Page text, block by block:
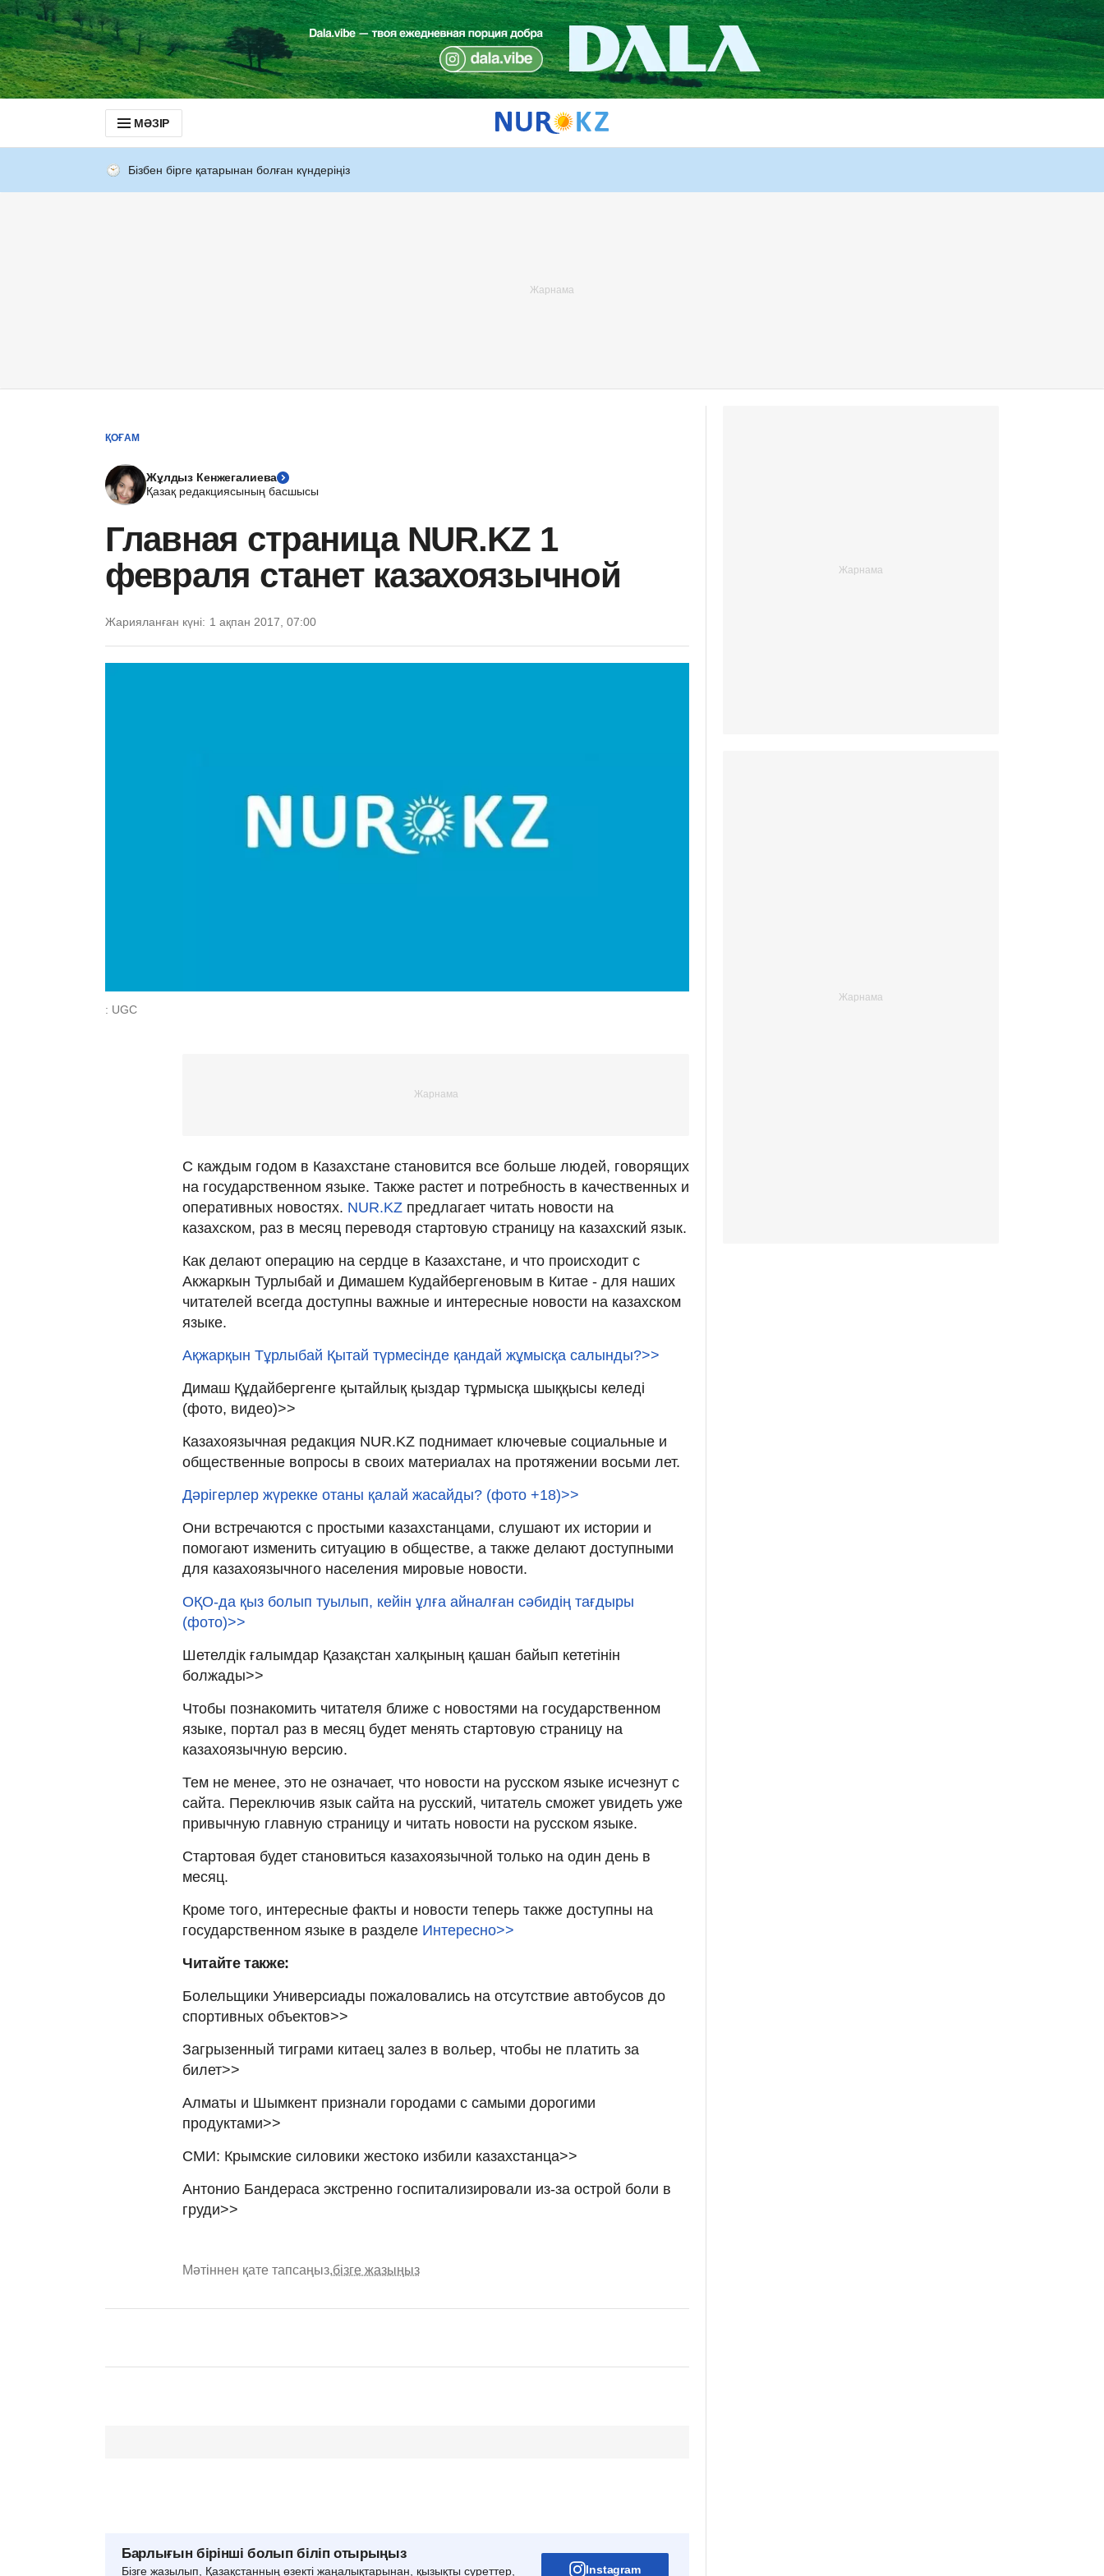
МӘЗІР
Бізбен бірге қатарынан болған күндеріңіз
ҚОҒАМ
Жұлдыз Кенжегалиева
Қазақ редакциясының басшысы
Главная страница NUR.KZ 1
февраля станет казахоязычной
Жарияланған күні: 1 ақпан 2017, 07:00
: UGC
С каждым годом в Казахстане становится все больше людей, говорящих
на государственном языке. Также растет и потребность в качественных и
оперативных новостях. NUR.KZ предлагает читать новости на
казахском, раз в месяц переводя стартовую страницу на казахский язык.
Как делают операцию на сердце в Казахстане, и что происходит с
Акжаркын Турлыбай и Димашем Кудайбергеновым в Китае - для наших
читателей всегда доступны важные и интересные новости на казахском
языке.
Ақжарқын Тұрлыбай Қытай түрмесінде қандай жұмысқа салынды?>>
Димаш Құдайбергенге қытайлық қыздар тұрмысқа шыққысы келеді
(фото, видео)>>
Казахоязычная редакция NUR.KZ поднимает ключевые социальные и
общественные вопросы в своих материалах на протяжении восьми лет.
Дәрігерлер жүрекке отаны қалай жасайды? (фото +18)>>
Они встречаются с простыми казахстанцами, слушают их истории и
помогают изменить ситуацию в обществе, а также делают доступными
для казахоязычного населения мировые новости.
ОҚО-да қыз болып туылып, кейін ұлға айналған сәбидің тағдыры
(фото)>>
Шетелдік ғалымдар Қазақстан халқының қашан байып кететінін
болжады>>
Чтобы познакомить читателя ближе с новостями на государственном
языке, портал раз в месяц будет менять стартовую страницу на
казахоязычную версию.
Тем не менее, это не означает, что новости на русском языке исчезнут с
сайта. Переключив язык сайта на русский, читатель сможет увидеть уже
привычную главную страницу и читать новости на русском языке.
Стартовая будет становиться казахоязычной только на один день в
месяц.
Кроме того, интересные факты и новости теперь также доступны на
государственном языке в разделе Интересно>>
Читайте также:
Болельщики Универсиады пожаловались на отсутствие автобусов до
спортивных объектов>>
Загрызенный тиграми китаец залез в вольер, чтобы не платить за
билет>>
Алматы и Шымкент признали городами с самыми дорогими
продуктами>>
СМИ: Крымские силовики жестоко избили казахстанца>>
Антонио Бандераса экстренно госпитализировали из-за острой боли в
груди>>
Мәтіннен қате тапсаңыз,бізге жазыңыз
Барлығын бірінші болып біліп отырыңыз
Бізге жазылып, Қазақстанның өзекті жаңалықтарынан, қызықты суреттер, Instagram